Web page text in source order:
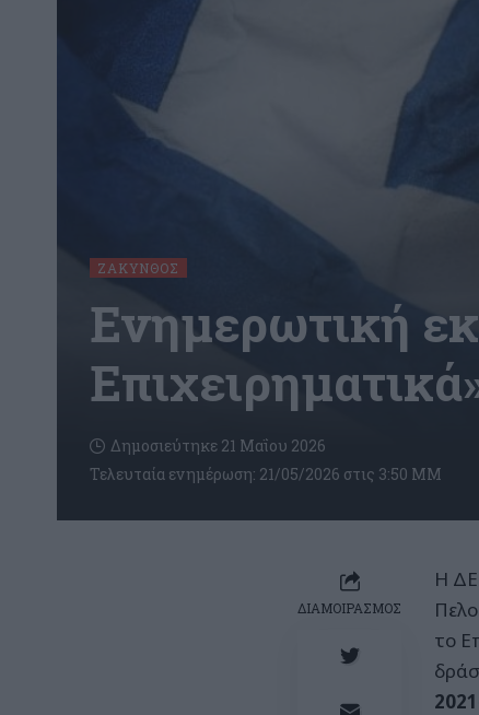
ΖΆΚΥΝΘΟΣ
Ενημερωτική
Τελευταία ενημέρωση: 21/05/2026 στις 3:50 ΜΜ
Δημοσιεύτηκε 21 Μαΐου 2026
ΔΙΑΜΟΙΡΑΣΜΟΣ
Η
το